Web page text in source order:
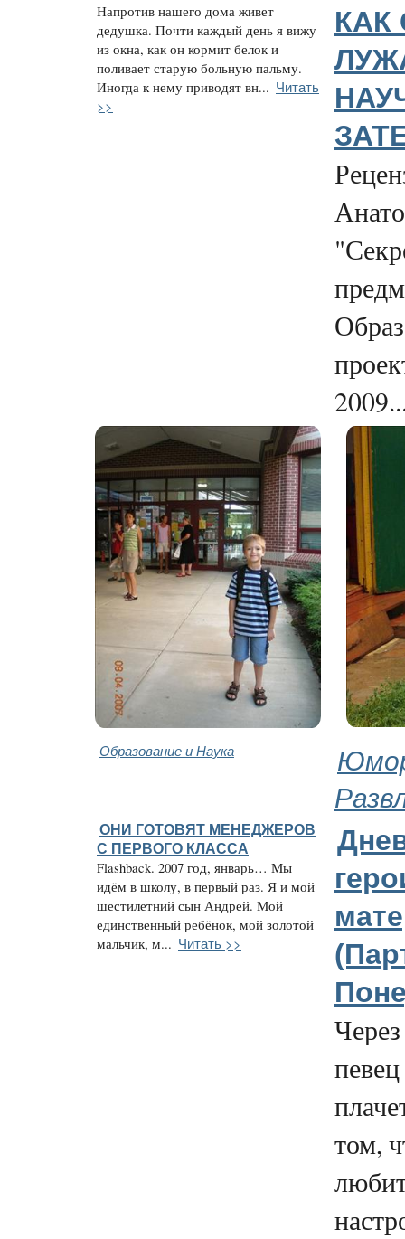
Напротив нашего дома живет
дедушка. Почти каждый день я вижу
из окна, как он кормит белок и
поливает старую больную пальму.
Иногда к нему приводят вн... Читать
>>
КАК
Образование и Наука
ОНИ ГОТОВЯТ МЕНЕДЖЕРОВ
С ПЕРВОГО КЛАССА
Flashback. 2007 год, январь… Мы
идём в школу, в первый раз. Я и мой
шестилетний сын Андрей. Мой
единственный ребёнок, мой золотой
мальчик, м... Читать >>
том,